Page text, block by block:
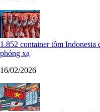
1.852 container tôm
phóng xạ
16/02/2026